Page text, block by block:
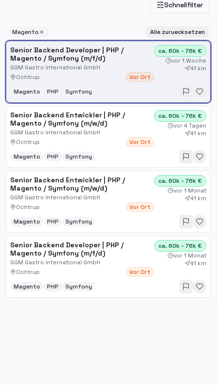
Schnellfilter
Magento Alle zuruecksetzen
Senior Backend Developer | PHP /
Magento / Symfony (m/f/d)
GGM Gastro International GmbH
Ochtrup
Vor Ort
ca. 60k - 76k €
vor 1 Woche
41 km
Magento PHP Symfony
Senior Backend Entwickler | PHP /
Magento / Symfony (m/w/d)
GGM Gastro International GmbH
Ochtrup
Vor Ort
ca. 60k - 76k €
vor 4 Tagen
41 km
Magento PHP Symfony
Senior Backend Entwickler | PHP /
Magento / Symfony (m/w/d)
GGM Gastro International GmbH
Ochtrup
Vor Ort
ca. 60k - 76k €
vor 1 Monat
41 km
Magento PHP Symfony
Senior Backend Developer | PHP /
Magento / Symfony (m/f/d)
GGM Gastro International GmbH
Ochtrup
Vor Ort
ca. 60k - 76k €
vor 1 Monat
41 km
Magento PHP Symfony